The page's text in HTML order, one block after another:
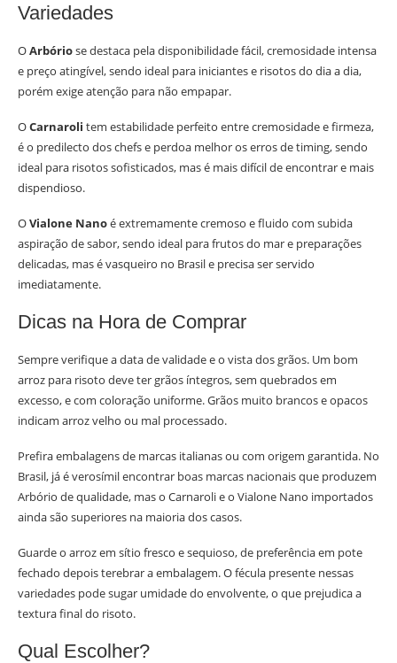
Variedades
OArbóriose destaca pela disponibilidade fácil, cremosidade intensa
e preço atingível, sendo ideal para iniciantes e risotos do dia a dia,
porém exige atenção para não empapar.
OCarnaroli tem estabilidade perfeito entre cremosidade e firmeza,
é o predilecto dos chefs e perdoa melhor os erros de timing, sendo
ideal para risotos sofisticados, mas é mais difícil de encontrar e mais
dispendioso.
OVialone Nanoé extremamente cremoso e fluido com subida
aspiração de sabor, sendo ideal para frutos do mar e preparações
delicadas, mas é vasqueiro no Brasil e precisa ser servido
imediatamente.
Dicas na Hora de Comprar
Sempre verifique a data de validade e o vista dos grãos. Um bom
arroz para risoto deve ter grãos íntegros, sem quebrados em
excesso, e com coloração uniforme. Grãos muito brancos e opacos
indicam arroz velho ou mal processado.
Prefira embalagens de marcas italianas ou com origem garantida. No
Brasil, já é verosímil encontrar boas marcas nacionais que produzem
Arbório de qualidade, mas o Carnaroli e o Vialone Nano importados
ainda são superiores na maioria dos casos.
Guarde o arroz em sítio fresco e sequioso, de preferência em pote
fechado depois terebrar a embalagem. O fécula presente nessas
variedades pode sugar umidade do envolvente, o que prejudica a
textura final do risoto.
Qual Escolher?